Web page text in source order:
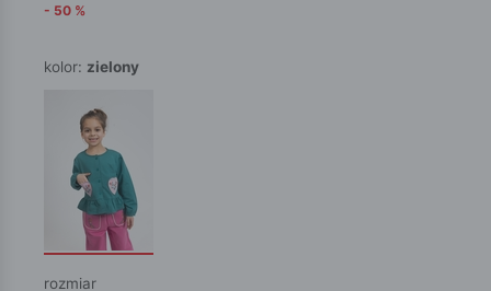
- 50 %
kolor: zielony
rozmiar